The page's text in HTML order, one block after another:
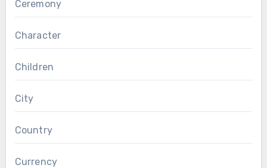
Ceremony
Character
Children
City
Country
Currency